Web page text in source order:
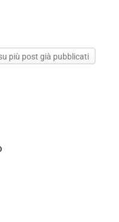
più post già pubblicati